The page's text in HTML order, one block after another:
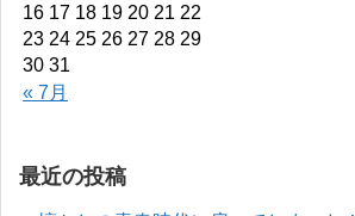
« 7月
16 17 18 19 20 21 22
23 24 25 26 27 28 29
30 31
最近の投稿